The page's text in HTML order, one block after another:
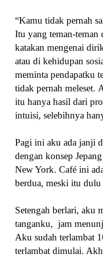
“Kamu tidak pernah
Itu yang teman-teman
katakan mengenai
atau di kehidupan
meminta pendapatku
tidak pernah meleset.
itu hanya hasil dari
intuisi, selebihnya
Pagi ini aku ada janji
dengan konsep
New York. Café ini
berdua, meski itu
Setengah berlari, aku
tanganku, jam
Aku sudah terlambat
terlambat dimulai.